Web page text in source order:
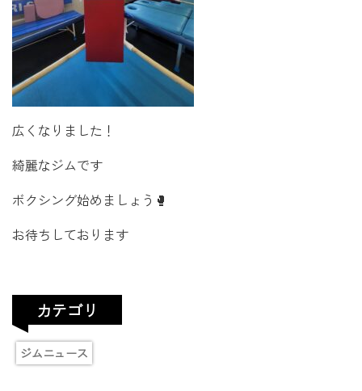
広くなりました！
綺麗なジムです
ボクシング始めましょう🥊
お待ちしております
カテゴリ
ジムニュース